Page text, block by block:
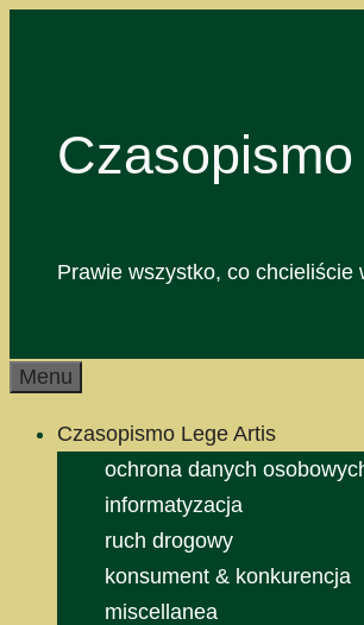
Prawie wszystko, co
Menu
Czasopismo Lege Artis
ochrona danych
informatyzacja
ruch drogowy
konsument & konkurencja
miscellanea